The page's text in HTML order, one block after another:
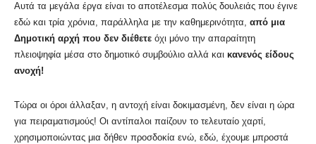
Αυτά τα μεγάλα έργα είναι το αποτέλεσμα πολύς δουλειάς που έγινε
εδώ και τρία χρόνια, παράλληλα με την καθημερινότητα, από μια
Δημοτική αρχή που δεν διέθετε όχι μόνο την απαραίτητη
πλειοψηφία μέσα στο δημοτικό συμβούλιο αλλά και κανενός είδους
ανοχή!
Τώρα οι όροι άλλαξαν, η αντοχή είναι δοκιμασμένη, δεν είναι η ώρα
για πειραματισμούς! Οι αντίπαλοι παίζουν το τελευταίο χαρτί,
χρησιμοποιώντας μια δήθεν προσδοκία ενώ, εδώ, έχουμε μπροστά